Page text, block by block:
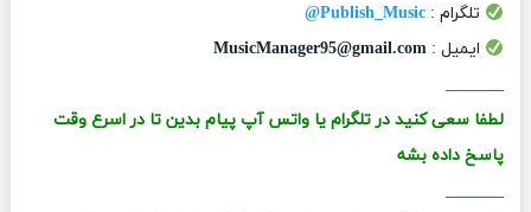
تلگرام : Publish_Music@
ایمیل : MusicManager95@gmail.com
_______
لطفا سعی کنید در تلگرام یا واتس آپ پیام بدین تا در اسرع وقت
پاسخ داده بشه
_______